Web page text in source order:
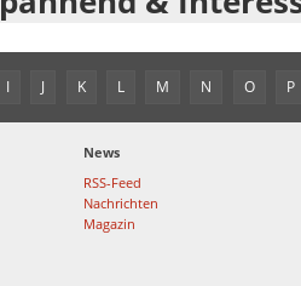
I J K L M N O P
News
RSS-Feed
Nachrichten
Magazin